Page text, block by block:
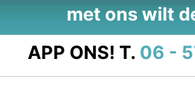
met ons wilt
APP ONS! T. 06 -